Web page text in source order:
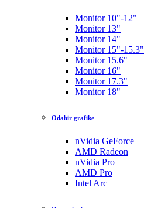
Monitor 10"-12"
Monitor 13"
Monitor 14"
Monitor 15"-15.3"
Monitor 15.6"
Monitor 16"
Monitor 17.3"
Monitor 18"
Odabir grafike
nVidia GeForce
AMD Radeon
nVidia Pro
AMD Pro
Intel Arc